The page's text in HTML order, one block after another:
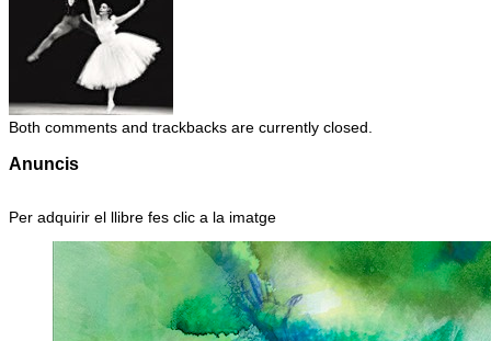
Both comments and trackbacks are currently closed.
Anuncis
Per adquirir el llibre fes clic a la imatge